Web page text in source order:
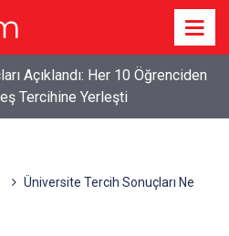
Açıklandı: Her 10 Öğrenciden
Tercihine Yerleşti
Üniversite Tercih Sonuçları Ne